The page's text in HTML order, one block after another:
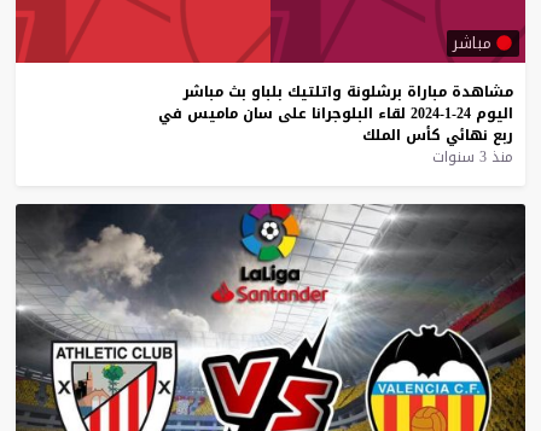
مباشر
مشاهدة مباراة برشلونة واتلتيك بلباو بث مباشر
اليوم 24-1-2024 لقاء البلوجرانا على سان ماميس في
ربع نهائي كأس الملك
منذ 3 سنوات